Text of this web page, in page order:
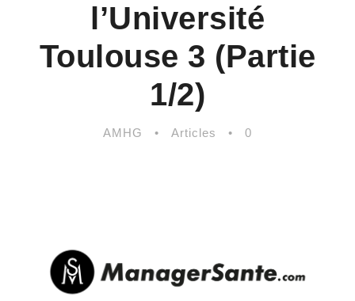
l’Université
Toulouse 3 (Partie
1/2)
AMHG • Articles • 0